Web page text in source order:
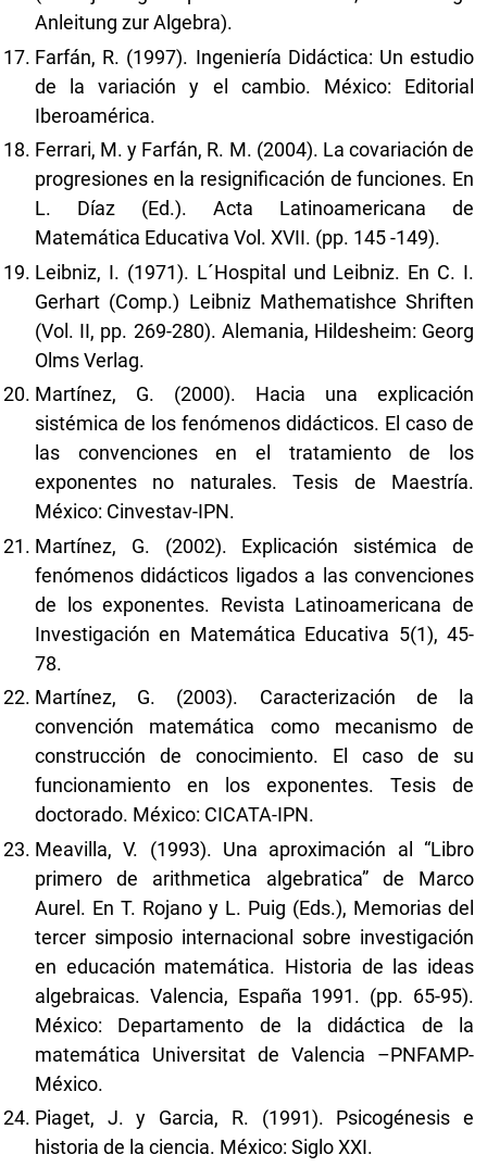
Anleitung zur Algebra).
Farfán, R. (1997). Ingeniería Didáctica: Un estudio
de la variación y el cambio. México: Editorial
Iberoamérica.
Ferrari, M. y Farfán, R. M. (2004). La covariación de
progresiones en la resignificación de funciones. En
L. Díaz (Ed.). Acta Latinoamericana de
Matemática Educativa Vol. XVII. (pp. 145 -149).
Leibniz, I. (1971). L´Hospital und Leibniz. En C. I.
Gerhart (Comp.) Leibniz Mathematishce Shriften
(Vol. II, pp. 269-280). Alemania, Hildesheim: Georg
Olms Verlag.
Martínez, G. (2000). Hacia una explicación
sistémica de los fenómenos didácticos. El caso de
las convenciones en el tratamiento de los
exponentes no naturales. Tesis de Maestría.
México: Cinvestav-IPN.
Martínez, G. (2002). Explicación sistémica de
fenómenos didácticos ligados a las convenciones
de los exponentes. Revista Latinoamericana de
Investigación en Matemática Educativa 5(1), 45-
78.
Martínez, G. (2003). Caracterización de la
convención matemática como mecanismo de
construcción de conocimiento. El caso de su
funcionamiento en los exponentes. Tesis de
doctorado. México: CICATA-IPN.
Meavilla, V. (1993). Una aproximación al “Libro
primero de arithmetica algebratica” de Marco
Aurel. En T. Rojano y L. Puig (Eds.), Memorias del
tercer simposio internacional sobre investigación
en educación matemática. Historia de las ideas
algebraicas. Valencia, España 1991. (pp. 65-95).
México: Departamento de la didáctica de la
matemática Universitat de Valencia –PNFAMP-
México.
Piaget, J. y Garcia, R. (1991). Psicogénesis e
historia de la ciencia. México: Siglo XXI.